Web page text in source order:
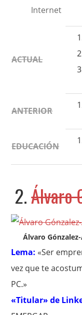
Internet
ACTUAL
ANTERIOR
EDUCACIÓN
2.Álvaro
Álvaro
Lema: «Ser
vez que te
PC.»
«Titular» de